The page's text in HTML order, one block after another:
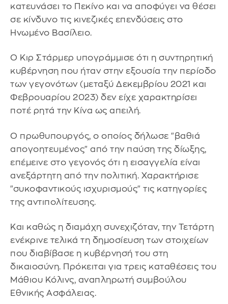
κατευνάσει το Πεκίνο και να αποφύγει να θέσει
σε κίνδυνο τις κινεζικές επενδύσεις στο
Ηνωμένο Βασίλειο.
Ο Κιρ Στάρμερ υπογράμμισε ότι η συντηρητική
κυβέρνηση που ήταν στην εξουσία την περίοδο
των γεγονότων (μεταξύ Δεκεμβρίου 2021 και
Φεβρουαρίου 2023) δεν είχε χαρακτηρίσει
ποτέ ρητά την Κίνα ως απειλή.
Ο πρωθυπουργός, ο οποίος δήλωσε "βαθιά
απογοητευμένος" από την παύση της δίωξης,
επέμεινε στο γεγονός ότι η εισαγγελία είναι
ανεξάρτητη από την πολιτική. Χαρακτήρισε
"συκοφαντικούς ισχυρισμούς" τις κατηγορίες
της αντιπολίτευσης.
Και καθώς η διαμάχη συνεχιζόταν, την Τετάρτη
ενέκρινε τελικά τη δημοσίευση των στοιχείων
που διαβίβασε η κυβέρνησή του στη
δικαιοσύνη. Πρόκειται για τρεις καταθέσεις του
Μάθιου Κόλινς, αναπληρωτή συμβούλου
Εθνικής Ασφάλειας.